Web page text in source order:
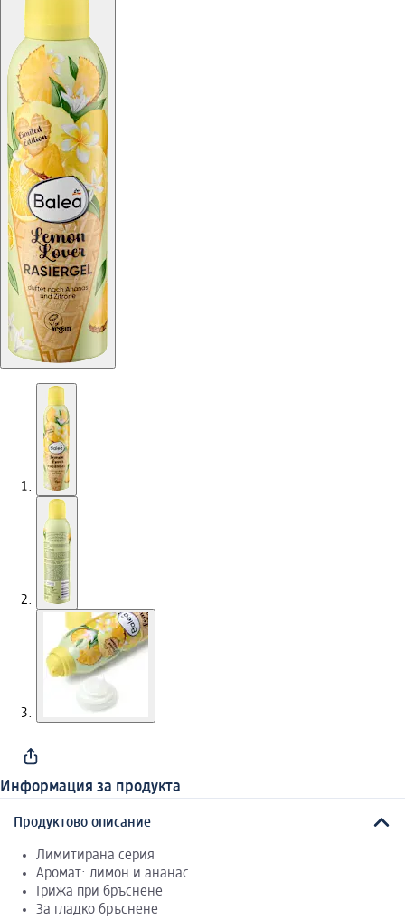
Информация за продукта
Продуктово описание
Лимитирана серия
Аромат: лимон и ананас
Грижа при бръснене
За гладко бръснене